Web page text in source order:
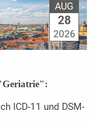
AUG
28
2026
ICD-11 und DSM-